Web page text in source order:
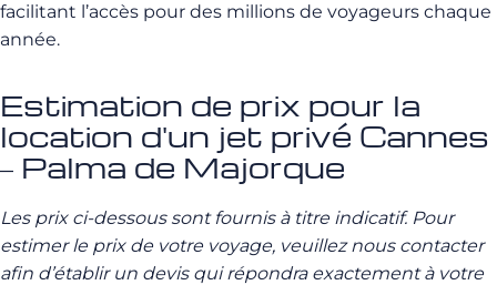
facilitant l’accès pour des millions de voyageurs chaque
année.
Estimation de prix pour la
location d'un jet privé Cannes
– Palma de Majorque
Les prix ci-dessous sont fournis à titre indicatif. Pour
estimer le prix de votre voyage, veuillez nous contacter
afin d’établir un devis qui répondra exactement à votre